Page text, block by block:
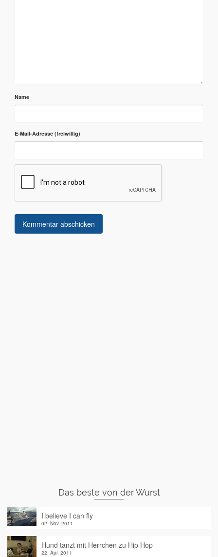
Name
E-Mail-Adresse
Das beste von der Wurst
I believe I can fly
02. Nov. 2011
Hund tanzt mit Herrchen zu Hip Hop
22. Apr. 2011